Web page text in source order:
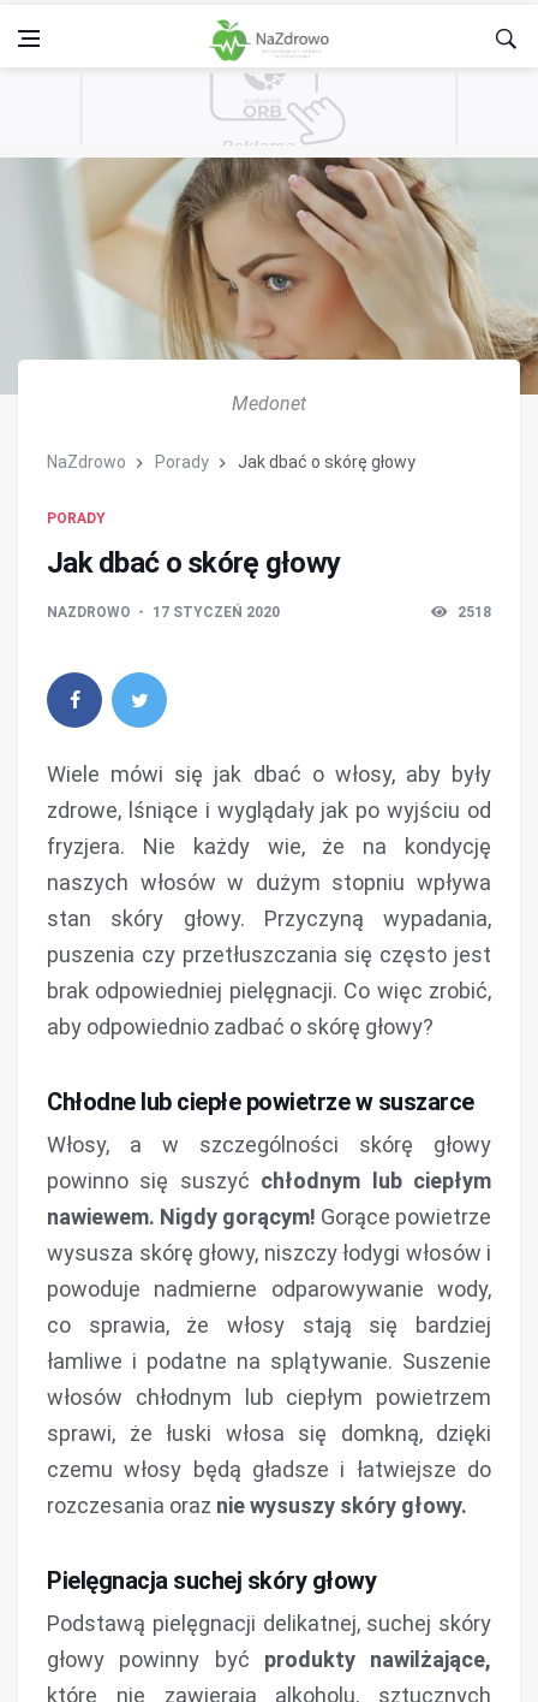
Medonet
NaZdrowo Porady Jak dbać o skórę głowy
PORADY
Jak dbać o skórę głowy
NAZDROWO 17 STYCZEŃ 2020 2518
Wiele mówi się jak dbać o włosy, aby były
zdrowe, lśniące i wyglądały jak po wyjściu od
fryzjera. Nie każdy wie, że na kondycję
naszych włosów w dużym stopniu wpływa
stan skóry głowy. Przyczyną wypadania,
puszenia czy przetłuszczania się często jest
brak odpowiedniej pielęgnacji. Co więc zrobić,
aby odpowiednio zadbać o skórę głowy?
Chłodne lub ciepłe powietrze w suszarce
Włosy, a w szczególności skórę głowy
powinno się suszyć chłodnym lub ciepłym
nawiewem. Nigdy gorącym! Gorące powietrze
wysusza skórę głowy, niszczy łodygi włosów i
powoduje nadmierne odparowywanie wody,
co sprawia, że włosy stają się bardziej
łamliwe i podatne na splątywanie. Suszenie
włosów chłodnym lub ciepłym powietrzem
sprawi, że łuski włosa się domkną, dzięki
czemu włosy będą gładsze i łatwiejsze do
rozczesania oraz nie wysuszy skóry głowy.
Pielęgnacja suchej skóry głowy
Podstawą pielęgnacji delikatnej, suchej skóry
głowy powinny być produkty nawilżające,
które nie zawierają alkoholu, sztucznych